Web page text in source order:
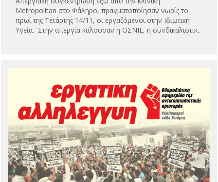
Μetropolitan στο Φάληρο, πραγματοποίησαν νωρίς το
πρωί της Τετάρτης 14/11, οι εργαζόμενοι στην Ιδιωτική
Υγεία. Στην απεργία καλούσαν η ΟΣΝΙΕ, η συνδικαλιστικ...